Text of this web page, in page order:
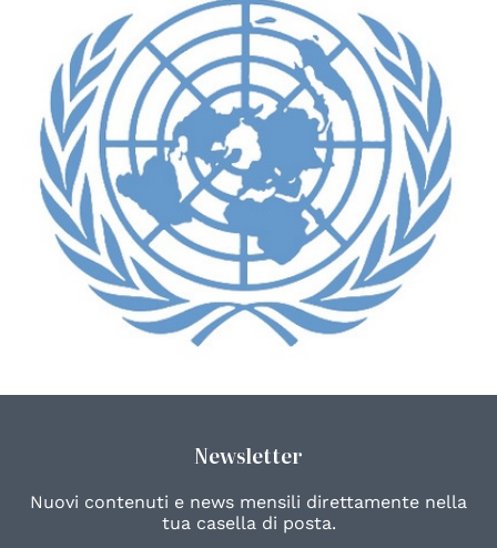
Newsletter
Nuovi contenuti e news mensili direttamente nella
tua casella di posta.